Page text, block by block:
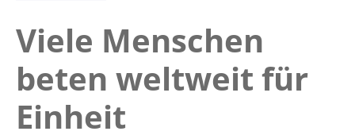
Viele Menschen
beten weltweit für
Einheit